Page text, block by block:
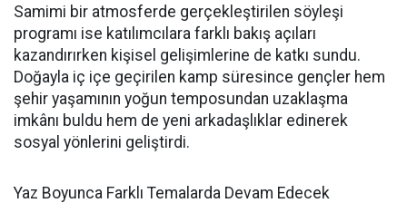
Samimi bir atmosferde gerçekleştirilen söyleşi
programı ise katılımcılara farklı bakış açıları
kazandırırken kişisel gelişimlerine de katkı sundu.
Doğayla iç içe geçirilen kamp süresince gençler hem
şehir yaşamının yoğun temposundan uzaklaşma
imkânı buldu hem de yeni arkadaşlıklar edinerek
sosyal yönlerini geliştirdi.
Yaz Boyunca Farklı Temalarda Devam Edecek